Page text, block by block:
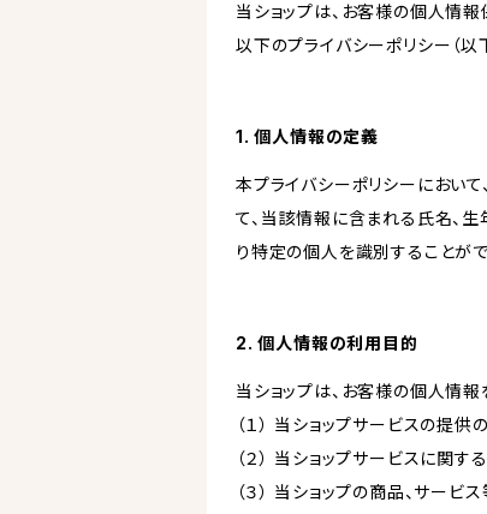
当ショップは、お客様の個人情
以下のプライバシーポリシー（以
1. 個人情報の定義
本プライバシーポリシーにおい
て、当該情報に含まれる氏名、
り特定の個人を識別することが
2. 個人情報の利用目的
当ショップは、お客様の個人情報
（１） 当ショップサービスの提供
（２） 当ショップサービスに関
（３） 当ショップの商品、サービ